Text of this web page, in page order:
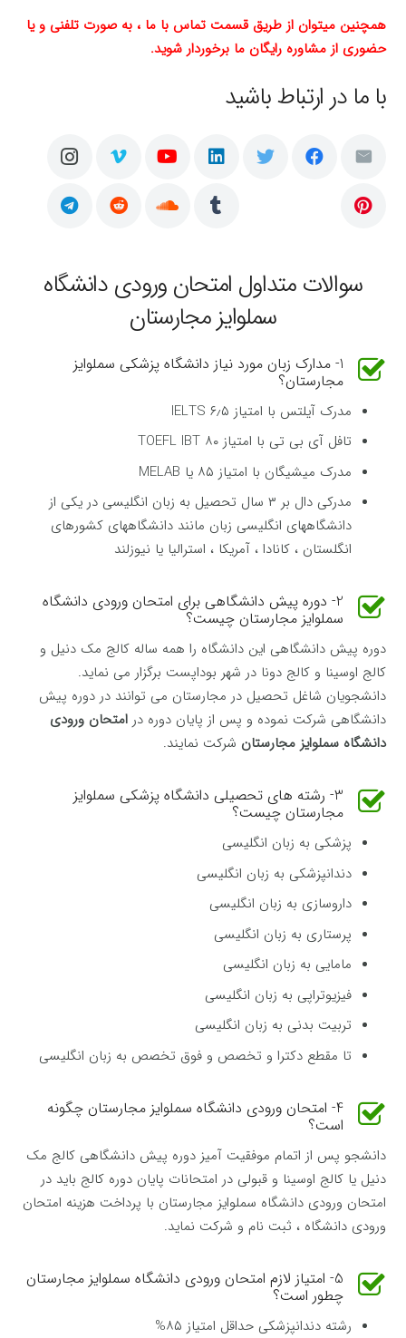
همچنین میتوان از طریق قسمت تماس با ما ، به صورت تلفنی و یا
حضوری از مشاوره رایگان ما برخوردار شوید.
با ما در ارتباط باشید
سوالات متداول امتحان ورودی دانشگاه
سملوایز مجارستان
1- مدارک زبان مورد نیاز دانشگاه پزشکی سملوایز
مجارستان؟
مدرک آیلتس با امتیاز ۶٫۵ IELTS
تافل آی بی تی با امتیاز ۸۰ TOEFL IBT
مدرک میشیگان با امتیاز ۸۵ یا MELAB
مدرکی دال بر ۳ سال تحصیل به زبان انگلیسی در یکی از
دانشگاههای انگلیسی زبان مانند دانشگاههای کشورهای
انگلستان ، کانادا ، آمریکا ، استرالیا یا نیوزلند
2- دوره پیش دانشگاهی برای امتحان ورودی دانشگاه
سملوایز مجارستان چیست؟
دوره پیش دانشگاهی این دانشگاه را همه ساله کالج مک دنیل و
کالج اوسینا و کالج دونا در شهر بوداپست برگزار می نماید.
دانشجویان شاغل تحصیل در مجارستان می توانند در دوره پیش
دانشگاهی شرکت نموده و پس از پایان دوره درامتحان ورودی
دانشگاه سملوایز مجارستان شرکت نمایند.
3- رشته های تحصیلی دانشگاه پزشکی سملوایز
مجارستان چیست؟
پزشکی به زبان انگلیسی
دندانپزشکی به زبان انگلیسی
داروسازی به زبان انگلیسی
پرستاری به زبان انگلیسی
مامایی به زبان انگلیسی
فیزیوتراپی به زبان انگلیسی
تربیت بدنی به زبان انگلیسی
تا مقطع دکترا و تخصص و فوق تخصص به زبان انگلیسی
4- امتحان ورودی دانشگاه سملوایز مجارستان چگونه
است؟
دانشجو پس از اتمام موفقیت آمیز دوره پیش دانشگاهی کالج مک
دنیل یا کالج اوسینا و قبولی در امتحانات پایان دوره کالج باید در
امتحان ورودی دانشگاه سملوایز مجارستان با پرداخت هزینه امتحان
ورودی دانشگاه ، ثبت نام و شرکت نماید.
5- امتیاز لازم امتحان ورودی دانشگاه سملوایز مجارستان
چطور است؟
رشته دندانپزشکی حداقل امتیاز ۸۵%